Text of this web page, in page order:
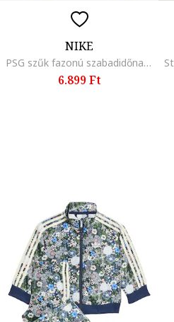
NIKE
PSG szűk fazonú szabadidőnadrág, Fehér/Tengerészkék
6.899 Ft